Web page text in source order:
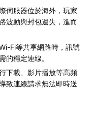
伺服器位於海外，玩家
波動與封包遺失，進而
Fi等共享網路時，訊號
的穩定連線。
下載、影片播放等高頻
致連線請求無法即時送